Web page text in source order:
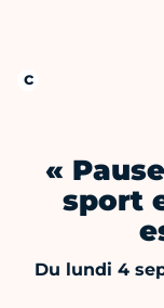
«
sport
Du lundi 4